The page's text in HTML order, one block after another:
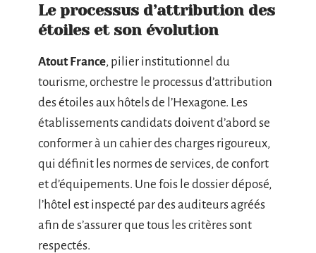
Le processus d’attribution des
étoiles et son évolution
Atout France, pilier institutionnel du
tourisme, orchestre le processus d’attribution
des étoiles aux hôtels de l’Hexagone. Les
établissements candidats doivent d’abord se
conformer à un cahier des charges rigoureux,
qui définit les normes de services, de confort
et d’équipements. Une fois le dossier déposé,
l’hôtel est inspecté par des auditeurs agréés
afin de s’assurer que tous les critères sont
respectés.